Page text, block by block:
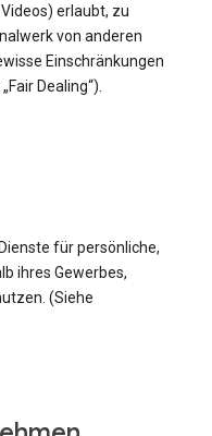
erlaubt, zu
von anderen
Einschränkungen
Dealing“).
für persönliche,
ihres Gewerbes,
(Siehe